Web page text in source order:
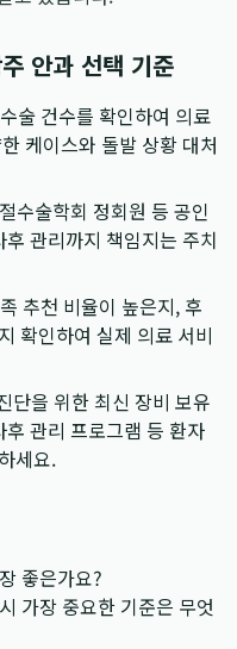
안과 선택 기준
술 건수를 확인하여 의료
케이스와 돌발 상황 대처
수술학회 정회원 등 공인
관리까지 책임지는 주치
추천 비율이 높은지, 후
확인하여 실제 의료 서비
단을 위한 최신 장비 보유
관리 프로그램 등 환자
세요.
좋은가요?
가장 중요한 기준은 무엇